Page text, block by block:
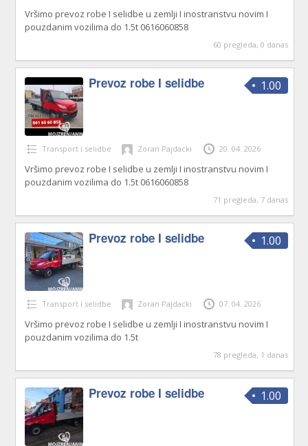
Vršimo prevoz robe I selidbe u zemlji I inostranstvu novim I
pouzdanim vozilima do 1.5t 0616060858
60 pregleda, 0 danas
1.00
Prevoz robe I selidbe
Transport i selidbe Zoran Pajdacki 20. 04. 2026
Vršimo prevoz robe I selidbe u zemlji I inostranstvu novim I
pouzdanim vozilima do 1.5t 0616060858
71 pregleda, 7 danas
1.00
Prevoz robe I selidbe
Transport i selidbe Zoran Pajdacki 07. 04. 2026
Vršimo prevoz robe I selidbe u zemlji I inostranstvu novim I
pouzdanim vozilima do 1.5t
78 pregleda, 1 danas
1.00
Prevoz robe I selidbe